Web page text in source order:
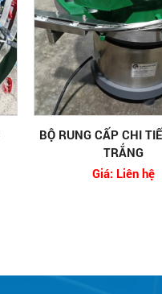
BỘ RUNG CẤP CHI
TRẮNG
Giá: Liên hệ